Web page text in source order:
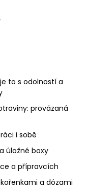
to s odolností a
provázaná
i sobě
úložné boxy
a přípravcích
a dózami